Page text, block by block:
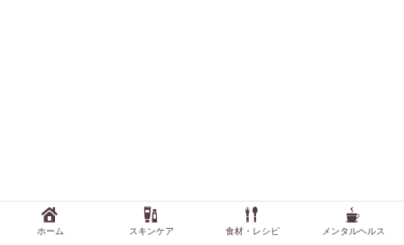
美容・スキンケア
ホーム スキンケア 食材・レシピ メンタルヘルス